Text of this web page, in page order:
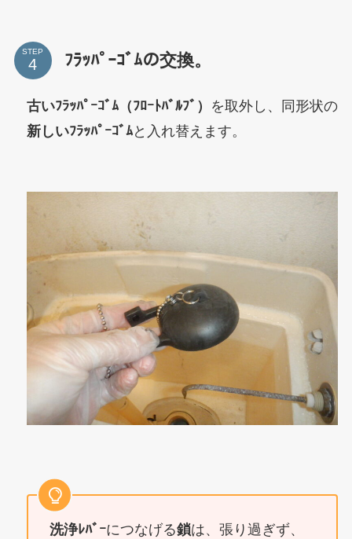
STEP ﾌﾗｯﾊﾟｰｺﾞﾑの交換。
古いﾌﾗｯﾊﾟｰｺﾞﾑ（ﾌﾛｰﾄﾊﾞﾙﾌﾞ）
を取外し、同形状の
新しいﾌﾗｯﾊﾟｰｺﾞﾑと入れ替えます。
洗浄ﾚﾊﾞｰにつなげる鎖は、張り過ぎず、